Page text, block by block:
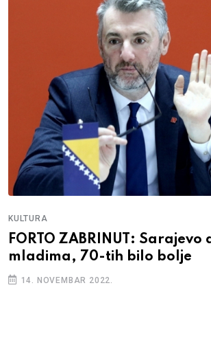
KULTURA
FORTO ZABRINUT: Sarajevo
mladima, 70-tih bilo bolje
14. NOVEMBAR 2022.